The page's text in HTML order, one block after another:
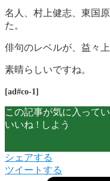
名人、村上健志、東国
た。
俳句のレベルが、益々
素晴らしいですね。
[ad#co-1]
この記事が気に入って
いいね ! しよう
シェアする
ツイートする